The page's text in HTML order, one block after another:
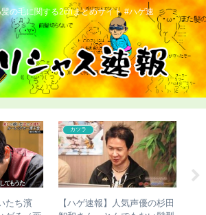
の毛に関する2chまとめサイト #ハゲ速
たち濱
カツラ
【ハゲ速報】人気声優の杉田